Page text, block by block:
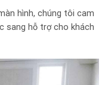
hình, chúng tôi cam
sang hỗ trợ cho khách